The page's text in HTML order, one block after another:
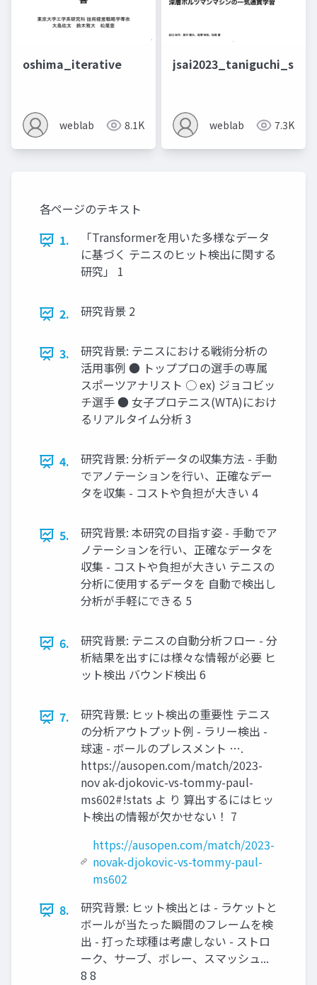
oshima_iterative
weblab 8.1K
jsai2023_taniguchi_slide
weblab 7.3K
各ページのテキスト
1.
「Transformerを用いた多様なデータ
に基づく テニスのヒット検出に関する
研究」 1
2. 研究背景 2
3.
研究背景: テニスにおける戦術分析の
活用事例 ● トッププロの選手の専属
スポーツアナリスト ○ ex) ジョコビッ
チ選手 ● 女子プロテニス(WTA)におけ
るリアルタイム分析 3
4.
研究背景: 分析データの収集方法 - 手動
でアノテーションを行い、正確なデー
タを収集 - コストや負担が大きい 4
5.
研究背景: 本研究の目指す姿 - 手動でア
ノテーションを行い、正確なデータを
収集 - コストや負担が大きい テニスの
分析に使用するデータを 自動で検出し
分析が手軽にできる 5
6.
研究背景: テニスの自動分析フロー - 分
析結果を出すには様々な情報が必要 ヒ
ット検出 バウンド検出 6
7.
研究背景: ヒット検出の重要性 テニス
の分析アウトプット例 - ラリー検出 -
球速 - ボールのプレスメント ….
https://ausopen.com/match/2023-
nov ak-djokovic-vs-tommy-paul-
ms602#!stats よ り 算出するにはヒッ
ト検出の情報が欠かせない！ 7
https://ausopen.com/match/2023-
novak-djokovic-vs-tommy-paul-
ms602
8.
研究背景: ヒット検出とは - ラケットと
ボールが当たった瞬間のフレームを検
出 - 打った球種は考慮しない - ストロ
ーク、サーブ、ボレー、スマッシュ...
8 8